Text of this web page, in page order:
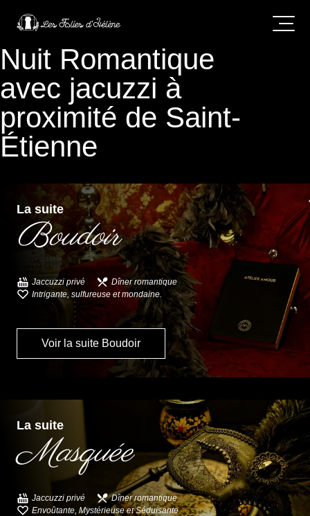
Nuit Romantique
avec jacuzzi à
proximité de Saint-
Étienne
La suite
Boudoir
Jaccuzzi privé
Dîner romantique
Intrigante, sulfureuse et mondaine.
Voir la suite Boudoir
La suite
Masquée
Jaccuzzi privé
Dîner romantique
Envoûtante, Mystérieuse et Séduisante